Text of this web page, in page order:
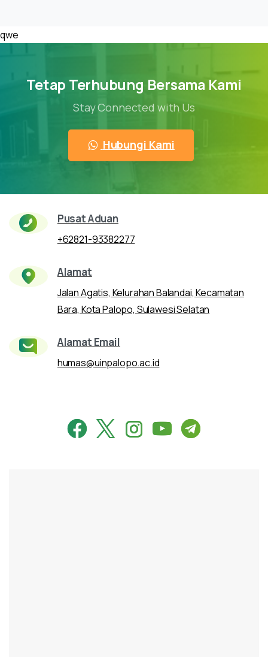
qwe
Tetap Terhubung Bersama Kami
Stay Connected with Us
Hubungi Kami
Pusat Aduan
+62821-93382277
Alamat
Jalan Agatis, Kelurahan Balandai, Kecamatan
Bara, Kota Palopo, Sulawesi Selatan
Alamat Email
humas@uinpalopo.ac.id